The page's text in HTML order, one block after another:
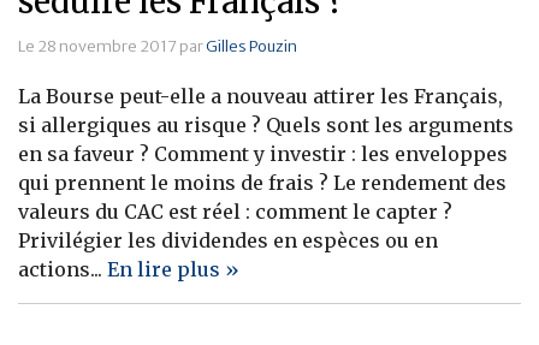
Le 28 novembre 2017 parGilles Pouzin
La Bourse peut-elle a nouveau attirer les Français,
si allergiques au risque ? Quels sont les arguments
en sa faveur ? Comment y investir : les enveloppes
qui prennent le moins de frais ? Le rendement des
valeurs du CAC est réel : comment le capter ?
Privilégier les dividendes en espèces ou en
actions... En lire plus »